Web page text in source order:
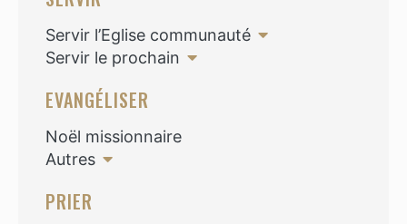
Servir l’Eglise communauté
Servir le prochain
EVANGÉLISER
Noël missionnaire
Autres
PRIER